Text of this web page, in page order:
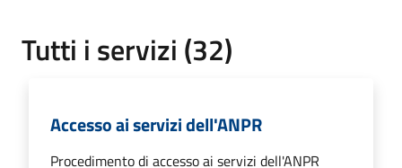
Tutti i servizi (32)
Accesso ai servizi dell'ANPR
Procedimento di accesso ai servizi dell'ANPR